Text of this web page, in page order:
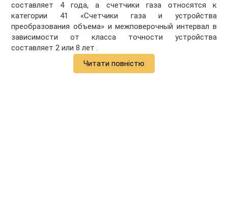
составляет 4 года, а счетчики газа относятся к
категории 41 «Счетчики газа и устройства
преобразования объема» и межповерочный интервал в
зависимости от класса точности устройства
составляет 2 или 8 лет .
Читати повністю